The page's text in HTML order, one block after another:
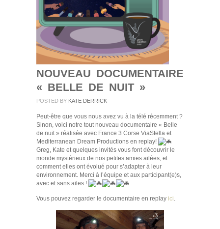
NOUVEAU DOCUMENTAIRE
« BELLE DE NUIT »
POSTED BY KATE DERRICK
Peut-être que vous nous avez vu à la télé récemment ?
Sinon, voici notre tout nouveau documentaire « Belle
de nuit » réalisée avec France 3 Corse ViaStella et
Mediterranean Dream Productions en replay!
Greg, Kate et quelques invités vous font découvrir le
monde mystérieux de nos petites amies ailées, et
comment elles ont évolué pour s’adapter à leur
environnement. Merci à l’équipe et aux participant(e)s,
avec et sans ailes !
Vous pouvez regarder le documentaire en replay ici.